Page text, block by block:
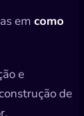
em como
e
de